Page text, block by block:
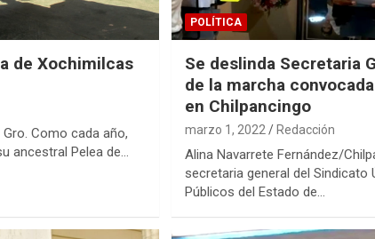
de Xochimilcas
Como cada año,
ancestral Pelea de…
POLÍTICA
Se deslinda Secretaria
de la marcha
en Chilpancingo
marzo 1, 2022 Redacción
Alina Navarrete Fernández/
secretaria general del Sindicato
Públicos del Estado de…